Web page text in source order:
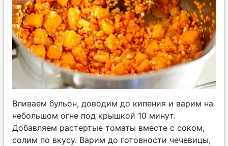
Вливаем бульон, доводим до кипения и варим на
небольшом огне под крышкой 10 минут.
Добавляем растертые томаты вместе с соком,
солим по вкусу. Варим до готовности чечевицы,